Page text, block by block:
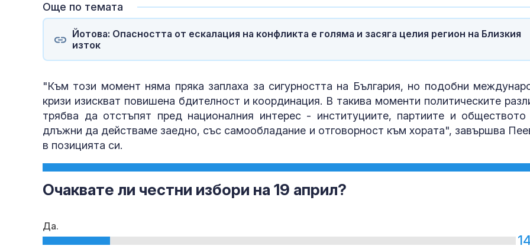
Още по темата
Йотова: Опасността от ескалация на конфликта е голяма и засяга целия регион на Близкия
изток
"Към този момент няма пряка заплаха за сигурността на България, но подобни
кризи изискват повишена бдителност и координация. В такива моменти политическите
трябва да отстъпят пред националния интерес - институциите, партиите и
длъжни да действаме заедно, със самообладание и отговорност към хората", завършва
в позицията си.
Очаквате ли честни избори на 19 април?
Да.
Близо 34°C
зад